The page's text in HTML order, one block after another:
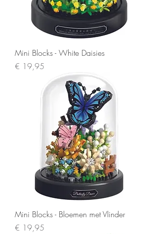
Mini Blocks - White Daisies
Prijs
€ 19,95
Mini Blocks - Bloemen met Vlinder
Prijs
€ 19,95